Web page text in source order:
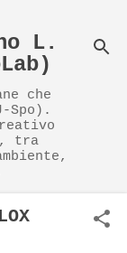
L.
che
Spo).
tra